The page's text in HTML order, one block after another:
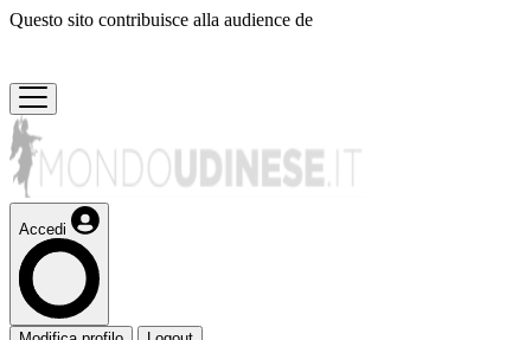
Questo sito contribuisce alla audience de
Accedi